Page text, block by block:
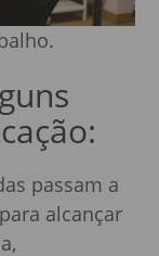
passam a
alcançar